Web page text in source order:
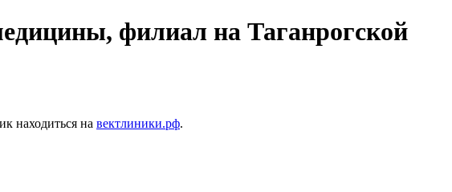
филиал на Таганрогской
находиться на вектлиники.рф.